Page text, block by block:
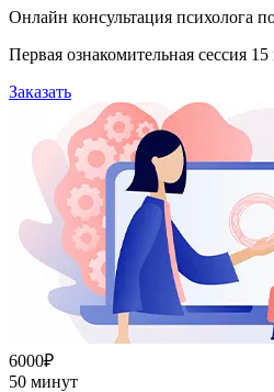
Онлайн консультация психолога
Первая ознакомительная
Заказать
6000₽
50 минут